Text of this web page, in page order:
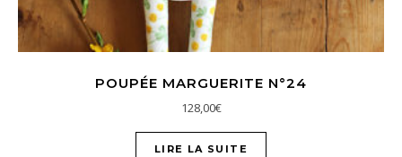
POUPÉE MARGUERITE N°24
128,00€
LIRE LA SUITE